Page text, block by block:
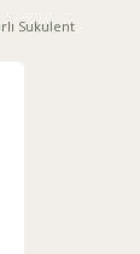
Sukulent